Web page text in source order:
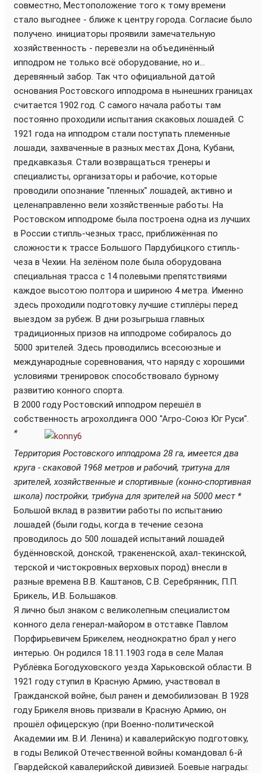
совместно, Местоположение того к тому времени
стало выгоднее - ближе к центру города. Согласие было
получено. инициаторы проявили замечательную
хозяйственность - перевезли на объединённый
ипподром не только всё оборудование, но и...
деревянный забор. Так что официальной датой
основания Ростовского ипподрома в нынешних границах
считается 1902 год. С самого начала работы там
постоянно проходили испытания скаковых лошадей. С
1921 года на ипподром стали поступать племенные
лошади, захваченные в разных местах Дона, Кубани,
предкавказья. Стали возвращаться тренеры и
специалисты, организаторы и рабочие, которые
проводили опознание "пленных" лошадей, активно и
целенаправленно вели хозяйственные работы. На
Ростовском ипподроме была построена одна из лучших
в России стипль-чезных трасс, приближённая по
сложности к трассе Большого Пардубицкого стипль-
чеза в Чехии. На зелёном поле была оборудована
специальная трасса с 14 полевыми препятствиями
каждое высотою полтора и шириною 4 метра. Именно
здесь проходили подготовку лучшие стиплёры перед
выездом за рубеж. В дни розыгрыша главных
традиционных призов на ипподроме собиралось до
5000 зрителей. Здесь проводились всесоюзные и
международные соревнования, что наряду с хорошими
условиями тренировок способствовало бурному
развитию конного спорта.
В 2000 году Ростовский ипподром перешёл в
собственность агрохолдинга ООО "Агро-Союз Юг Руси".
*
Территория Ростовского ипподрома 28 га, имеется два
круга - скаковой 1968 метров и рабочий, тритуна для
зрителей, хозяйственные и спортивные (конно-спортивная
школа) постройки, трибуна для зрителей на 5000 мест *
Большой вклад в развитии работы по испытанию
лошадей (были годы, когда в течение сезона
проводилось до 500 лошадей испытаний лошадей
будённовской, донской, тракененской, ахал-текинской,
терской и чистокровных верховых пород) внесли в
разные времена В.В. Каштанов, С.В. Серебрянник, П.П.
Брикель, И.В. Большаков.
Я лично был знаком с великолепным специалистом
конного дела генерал-майором в отставке Павлом
Порфирьевичем Брикелем, неоднократно брал у него
интерью. Он родился 18.11.1903 года в селе Малая
Рублёвка Богодуховского уезда Харьковской области. В
1921 году ступил в Красную Армию, участвовал в
Гражданской войне, был ранен и демобилизован. В 1928
году Брикеля вновь призвали в Красную Армию, он
прошёл офицерскую (при Военно-политической
Академии им. В.И. Ленина) и кавалерийскую подготовку,
в годы Великой Отечественной войны командовал 6-й
Гвардейской кавалерийской дивизией. Боевые награды: